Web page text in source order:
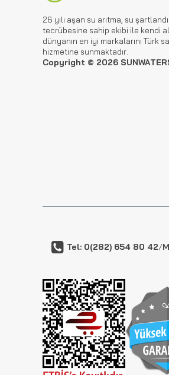
26 yılı aşan su arıtma, su
tecrübesine sahip ekibi ile kendi
dünyanın en iyi markalarını Türk
hizmetine sunmaktadır.
Copyright © 2026
Tel: 0(282) 654 80 42/